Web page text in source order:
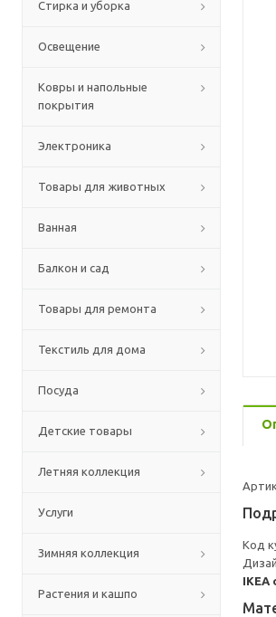
Стирка и уборка
Освещение
Ковры и напольные
покрытия
Электроника
Товары для животных
Ванная
Балкон и сад
Товары для ремонта
Текстиль для дома
Посуда
Детские товары
Летняя коллекция
Услуги
Зимняя коллекция
Растения и кашпо
Код
IKEA